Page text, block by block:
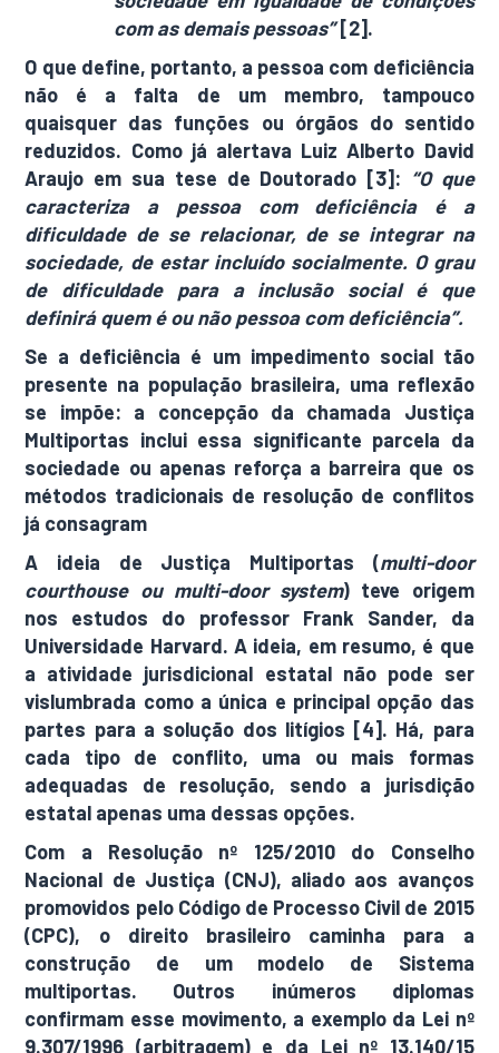
com as demais pessoas”[2].
O que define, portanto, a pessoa com deficiência
não é a falta de um membro, tampouco
quaisquer das funções ou órgãos do sentido
reduzidos. Como já alertava Luiz Alberto David
Araujo em sua tese de Doutorado [3]: “O que
caracteriza a pessoa com deficiência é a
dificuldade de se relacionar, de se integrar na
sociedade, de estar incluído socialmente. O grau
de dificuldade para a inclusão social é que
definirá quem é ou não pessoa com deficiência”.
Se a deficiência é um impedimento social tão
presente na população brasileira, uma reflexão
se impõe: a concepção da chamada Justiça
Multiportas inclui essa significante parcela da
sociedade ou apenas reforça a barreira que os
métodos tradicionais de resolução de conflitos
já consagram
A ideia de Justiça Multiportas (multi-door
courthouse ou multi-door system) teve origem
nos estudos do professor Frank Sander, da
Universidade Harvard. A ideia, em resumo, é que
a atividade jurisdicional estatal não pode ser
vislumbrada como a única e principal opção das
partes para a solução dos litígios [4]. Há, para
cada tipo de conflito, uma ou mais formas
adequadas de resolução, sendo a jurisdição
estatal apenas uma dessas opções.
Com a Resolução nº 125/2010 do Conselho
Nacional de Justiça (CNJ), aliado aos avanços
promovidos pelo Código de Processo Civil de 2015
(CPC), o direito brasileiro caminha para a
construção de um modelo de Sistema
multiportas. Outros inúmeros diplomas
confirmam esse movimento, a exemplo da Lei nº
9.307/1996 (arbitragem) e da Lei nº 13.140/15